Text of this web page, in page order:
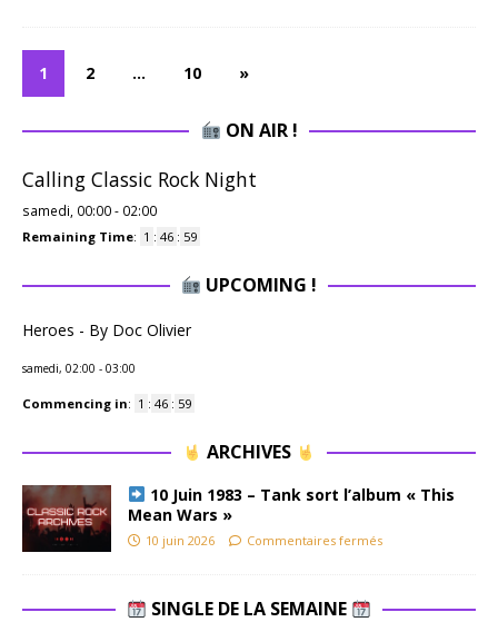
1 2 … 10 »
ON AIR !
Calling Classic Rock Night
samedi, 00:00- 02:00
Remaining Time: 1 : 46 : 58
UPCOMING !
Heroes - By Doc Olivier
samedi, 02:00 - 03:00
Commencing in: 1 : 46 : 58
ARCHIVES
10 Juin 1983 – Tank sort l’album « This
Mean Wars »
10 juin 2026 Commentaires fermés
SINGLE DE LA SEMAINE